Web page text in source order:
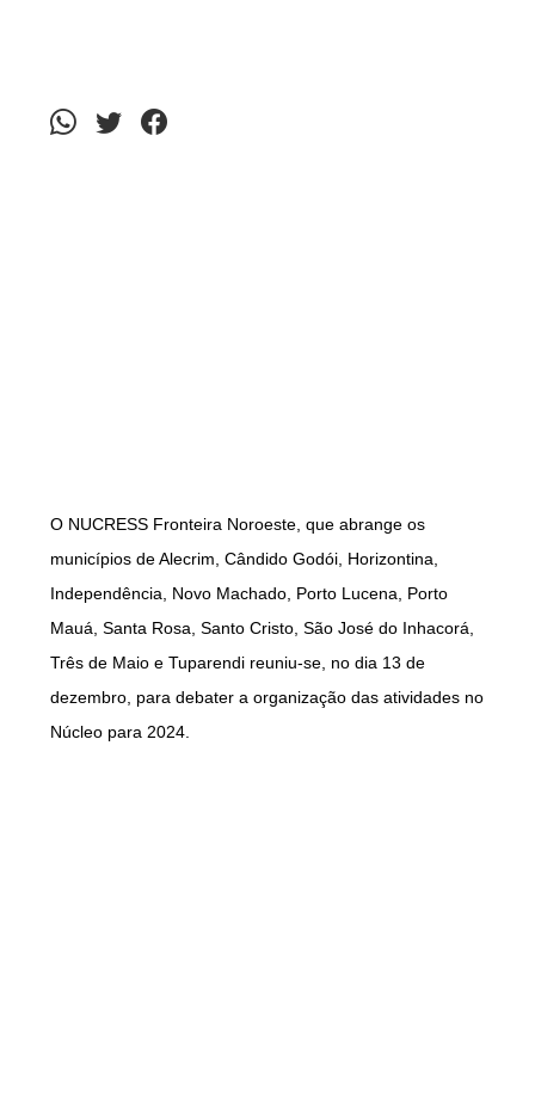
O NUCRESS Fronteira Noroeste, que abrange os
municípios de Alecrim, Cândido Godói, Horizontina,
Independência, Novo Machado, Porto Lucena, Porto
Mauá, Santa Rosa, Santo Cristo, São José do Inhacorá,
Três de Maio e Tuparendi reuniu-se, no dia 13 de
dezembro, para debater a organização das atividades no
Núcleo para 2024.